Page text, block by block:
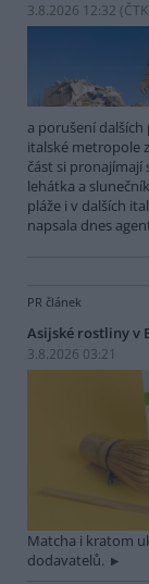
3.8.2026 12:32 (ČTK
a porušení dalších
italské metropole
část si
lehátka a
pláže i v dalších
napsala dnes
PR článek
Asijské rostliny v
3.8.2026 03:21
Matcha i kratom
dodavatelů.